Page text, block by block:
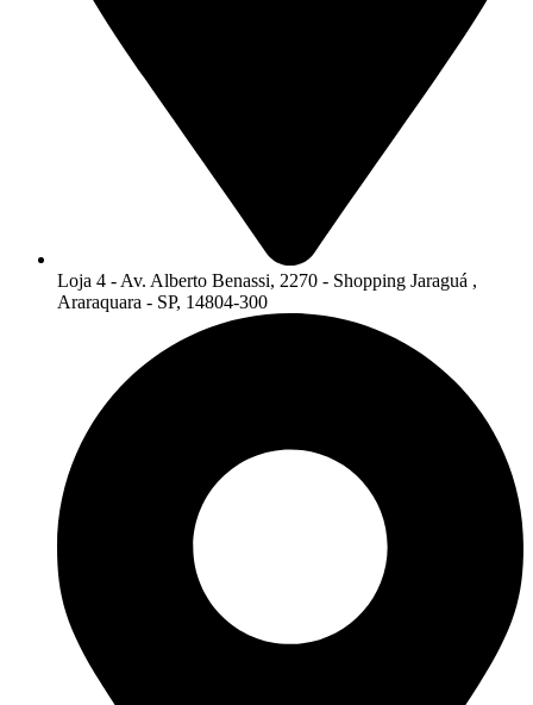
Loja 4 - Av. Alberto Benassi, 2270 - Shopping Jaraguá ,
Araraquara - SP, 14804-300